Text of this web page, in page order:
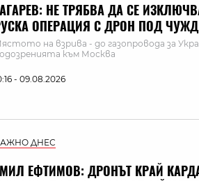
НЕ ТРЯБВА ДА СЕ
ОПЕРАЦИЯ С ДРОН ПОД
на взрива - до газопровода за
към Москва
- 09.08.2026
ДНЕС
ЕФТИМОВ: ДРОНЪТ КРАЙ